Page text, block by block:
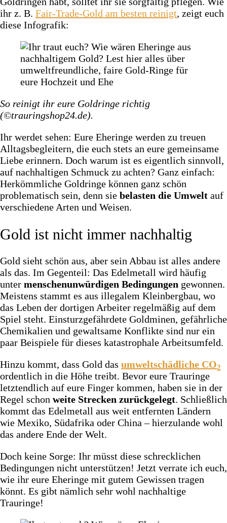
ihr z. B. Fair-Trade-Gold am besten reinigt, zeigt euch
diese Infografik:
So reinigt ihr eure Goldringe richtig
(©trauringshop24.de).
Ihr werdet sehen: Eure Eheringe werden zu treuen
Alltagsbegleitern, die euch stets an eure gemeinsame
Liebe erinnern. Doch warum ist es eigentlich sinnvoll,
auf nachhaltigen Schmuck zu achten? Ganz einfach:
Herkömmliche Goldringe können ganz schön
problematisch sein, denn sie belasten die Umwelt auf
verschiedene Arten und Weisen.
Gold ist nicht immer nachhaltig
Gold sieht schön aus, aber sein Abbau ist alles andere
als das. Im Gegenteil: Das Edelmetall wird häufig
unter menschenunwürdigen Bedingungen gewonnen.
Meistens stammt es aus illegalem Kleinbergbau, wo
das Leben der dortigen Arbeiter regelmäßig auf dem
Spiel steht. Einsturzgefährdete Goldminen, gefährliche
Chemikalien und gewaltsame Konflikte sind nur ein
paar Beispiele für dieses katastrophale Arbeitsumfeld.
Hinzu kommt, dass Gold das umweltschädliche CO2
ordentlich in die Höhe treibt. Bevor eure Trauringe
letztendlich auf eure Finger kommen, haben sie in der
Regel schon weite Strecken zurückgelegt. Schließlich
kommt das Edelmetall aus weit entfernten Ländern
wie Mexiko, Südafrika oder China – hierzulande wohl
das andere Ende der Welt.
Doch keine Sorge: Ihr müsst diese schrecklichen
Bedingungen nicht unterstützen! Jetzt verrate ich euch,
wie ihr eure Eheringe mit gutem Gewissen tragen
könnt. Es gibt nämlich sehr wohl nachhaltige
Trauringe!